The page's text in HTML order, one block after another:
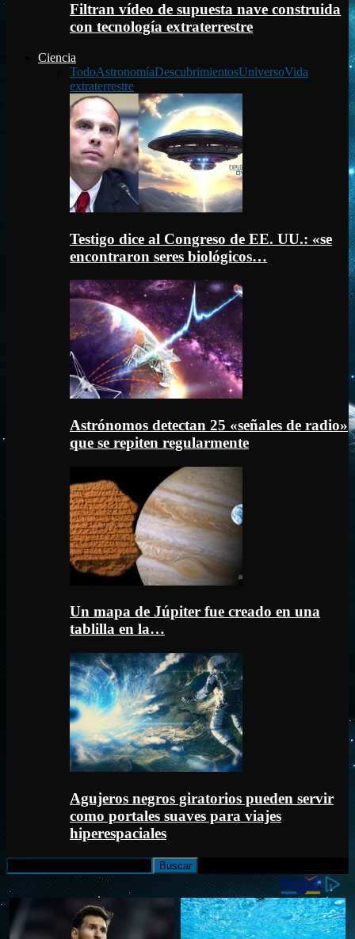
Filtran vídeo de supuesta nave construida
con tecnología extraterrestre
Ciencia
TodoAstronomíaDescubrimientosUniversoVida
extraterrestre
Testigo dice al Congreso de EE. UU.: «se
encontraron seres biológicos…
Astrónomos detectan 25 «señales de radio»
que se repiten regularmente
Un mapa de Júpiter fue creado en una
tablilla en la…
Agujeros negros giratorios pueden servir
como portales suaves para viajes
hiperespaciales